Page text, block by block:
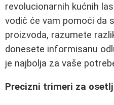
revolucionarnih kućnih
vodič će vam pomoći da
proizvoda, razumete
donesete informisanu
je najbolja za vaše
Precizni trimeri za